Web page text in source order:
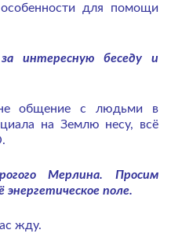
для помощи
интересную беседу и
общение с людьми в
на Землю несу, всё
Мерлина. Просим
поле.
жду.